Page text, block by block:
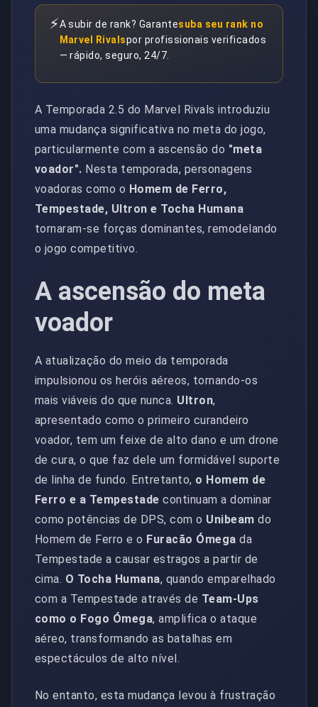
⚡A subir de rank? Garantesuba seu rank no
Marvel Rivalspor profissionais verificados
— rápido, seguro, 24/7.
A Temporada 2.5 do Marvel Rivals introduziu
uma mudança significativa no meta do jogo,
particularmente com a ascensão do "meta
voador". Nesta temporada, personagens
voadoras como o Homem de Ferro,
Tempestade, Ultron e Tocha Humana
tornaram-se forças dominantes, remodelando
o jogo competitivo.
A ascensão do meta
voador
A atualização do meio da temporada
impulsionou os heróis aéreos, tornando-os
mais viáveis do que nunca. Ultron,
apresentado como o primeiro curandeiro
voador, tem um feixe de alto dano e um drone
de cura, o que faz dele um formidável suporte
de linha de fundo. Entretanto, o Homem de
Ferro e a Tempestade continuam a dominar
como potências de DPS, com o Unibeam do
Homem de Ferro e o Furacão Ómega da
Tempestade a causar estragos a partir de
cima. O Tocha Humana, quando emparelhado
com a Tempestade através de Team-Ups
como o Fogo Ómega, amplifica o ataque
aéreo, transformando as batalhas em
espectáculos de alto nível.
No entanto, esta mudança levou à frustração